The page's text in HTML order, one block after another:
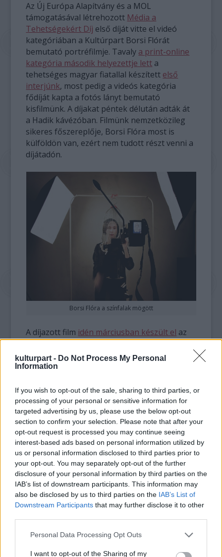
kulturpart - Do Not Process My Personal
Information
If you wish to opt-out of the sale, sharing to third parties, or
processing of your personal or sensitive information for
targeted advertising by us, please use the below opt-out
section to confirm your selection. Please note that after your
opt-out request is processed you may continue seeing
interest-based ads based on personal information utilized by
us or personal information disclosed to third parties prior to
your opt-out. You may separately opt-out of the further
disclosure of your personal information by third parties on the
IAB’s list of downstream participants. This information may
also be disclosed by us to third parties on the IAB’s List of
Downstream Participants that may further disclose it to other
Please note that this website/app uses one or more Google
not limited to your visit or usage behaviour. You may click to
Personal Data Processing Opt Outs
I want to opt-out of the Sharing of my
Az Új Európa Alapítvány és a MOL
támogatásával létrehozott Média a
Tehetségekért Díj első díját vitte el videó
kategóriában a Kultúrpart Borsi Flórát
bemutató portréfilmje. Tavaly a print-online
kategória második helyezettje lett a
tehetséges magyar fiatallal készített első
interjúnk, most pedig a videós kategória
fődíját kapta a fotós lányt bemutató
kisfilmünk. A díjakat péntek délután adták át
a Hadik kávézóban. Filmünk nemzetközileg
sikeres főszereplője, Borsi Flóra most is
külföldön van, ezért nem tudott részt venni a
díjátadón.
Borsi Flóra a színfalak mögött
A díjazott film idén márciusban készült el az
itthon kevéssé ismert magyar tehetségeket
bemutató sorozat első epizódjaként, a
videókat a Magyar Média Mecenatúra
támogatta. A film nyáron, a 2014-es Kreatív
Online Media Awards-on Hír/ tudósítás/
riport/ interjú/ magazinműsor kategóriában
első helyezést ért el.
Az akkor 20 éves Borsi Flórára azért esett a
rendező választása, mert fiatal kora ellenére
önerejéből, az internet segítségével vált
világhírűvé, ugyanakkor képes volt kilépni a
virtuális térből, és kiállításai nyíltak
világszerte. Képein általában ő látható, de
művészetben: